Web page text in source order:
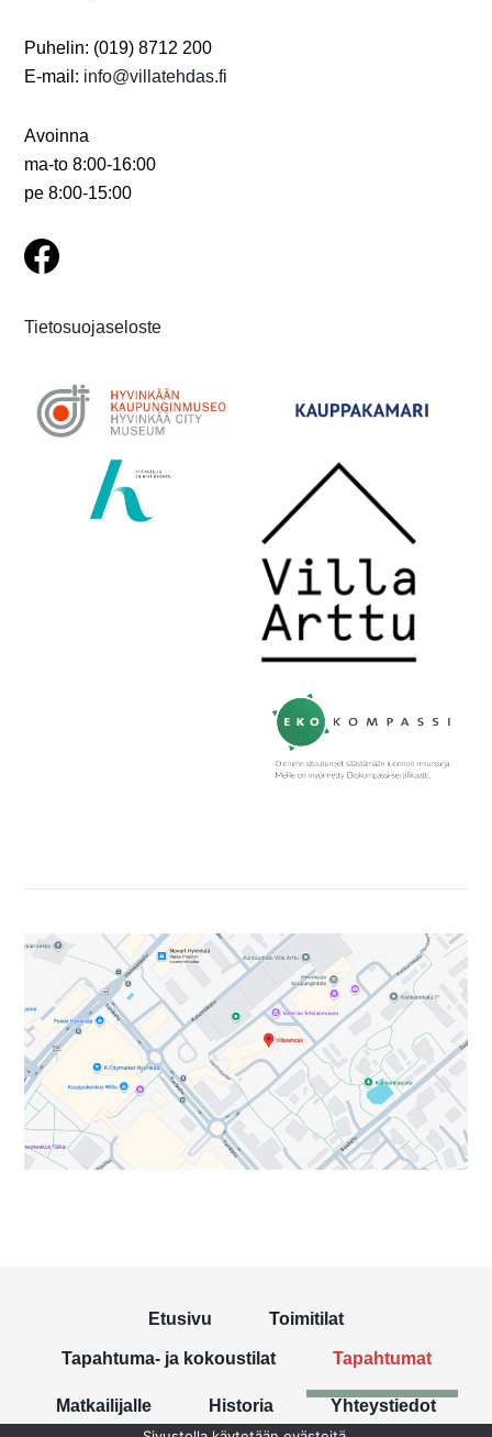
Puhelin: (019) 8712 200
E-mail: info@villatehdas.fi
Avoinna
ma-to 8:00-16:00
pe 8:00-15:00
Tietosuojaseloste
Etusivu Toimitilat
Tapahtuma- ja kokoustilat Tapahtumat
Matkailijalle Historia Yhteystiedot